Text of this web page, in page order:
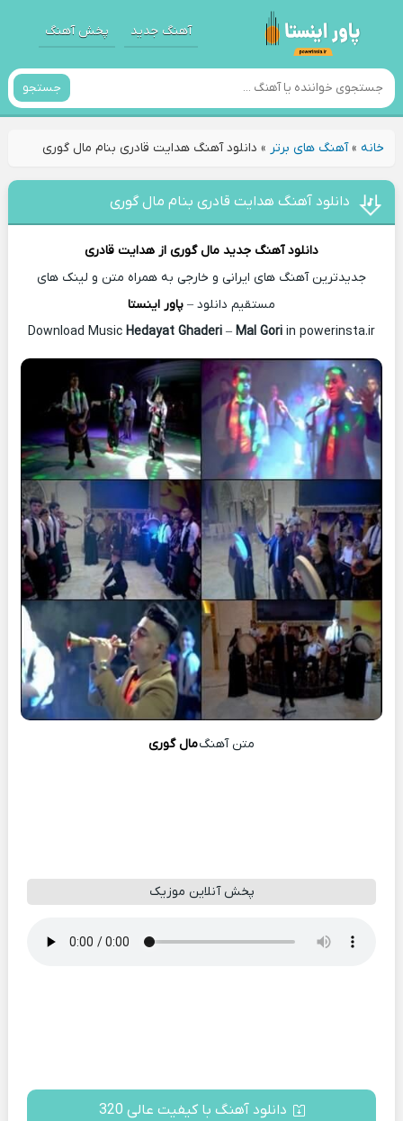
آهنگ جدید پخش آهنگ
جستجو
خانه»آهنگ های برتر » دانلود آهنگ هدایت قادری بنام مال گوری
دانلود آهنگ هدایت قادری بنام مال گوری
دانلود آهنگ جدید مال گوری از هدایت قادری
جدیدترین آهنگ های ایرانی و خارجی به همراه متن و لینک های
مستقیم دانلود – پاور اینستا
Download Music
Hedayat Ghaderi– Mal Gori in powerinsta.ir
متن آهنگمال گوری
پخش آنلاین موزیک
دانلود آهنگ با کیفیت عالی 320